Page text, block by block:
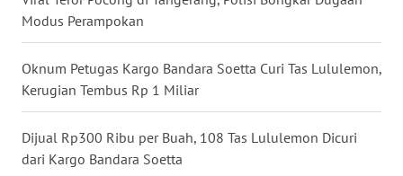
Modus Perampokan
Oknum Petugas Kargo Bandara Soetta Curi Tas Lululemon,
Kerugian Tembus Rp 1 Miliar
Dijual Rp300 Ribu per Buah, 108 Tas Lululemon Dicuri
dari Kargo Bandara Soetta
MALUKU
MALUT